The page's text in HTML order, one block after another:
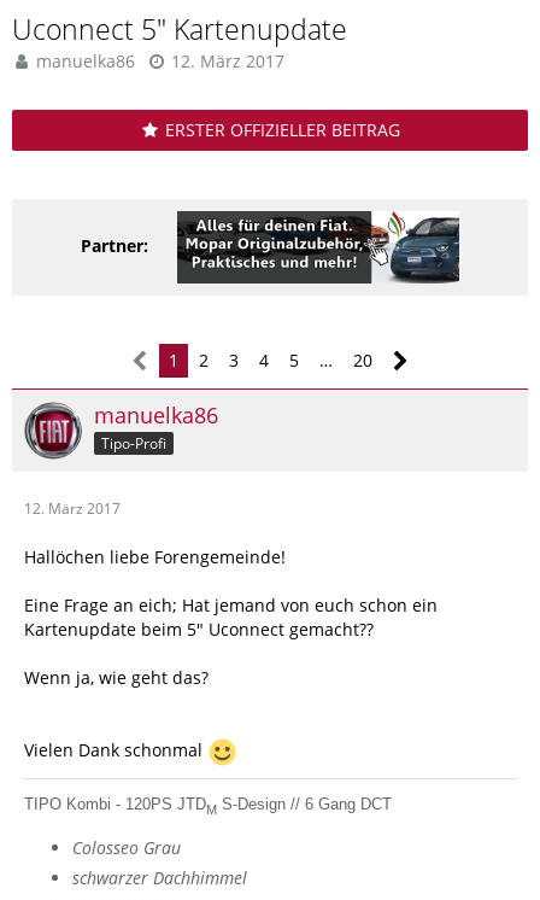
Uconnect 5" Kartenupdate
manuelka86 12. März 2017
ERSTER OFFIZIELLER BEITRAG
Partner:
1 2 3 4 5 … 20
manuelka86
Tipo-Profi
12. März 2017
Hallöchen liebe Forengemeinde!
Eine Frage an eich; Hat jemand von euch schon ein
Kartenupdate beim 5" Uconnect gemacht??
Wenn ja, wie geht das?
Vielen Dank schonmal
TIPO Kombi - 120PS JTDM S-Design // 6 Gang DCT
Colosseo Grau
schwarzer Dachhimmel